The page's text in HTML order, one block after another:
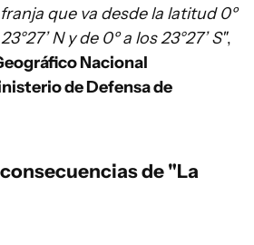
que va desde la latitud 0º
N y de 0º a los 23°27’ S",
Nacional
de Defensa de
de "La